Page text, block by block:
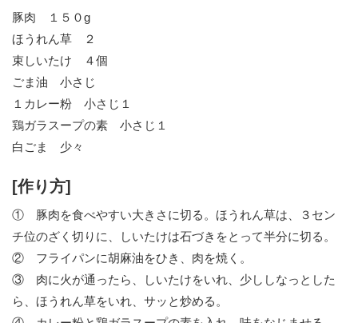
豚肉 １５０g
ほうれん草 ２
束しいたけ ４個
ごま油 小さじ
１カレー粉 小さじ１
鶏ガラスープの素 小さじ１
白ごま 少々
[作り方]
① 豚肉を食べやすい大きさに切る。ほうれん草は、３セン
チ位のざく切りに、しいたけは石づきをとって半分に切る。
② フライパンに胡麻油をひき、肉を焼く。
③ 肉に火が通ったら、しいたけをいれ、少ししなっとした
ら、ほうれん草をいれ、サッと炒める。